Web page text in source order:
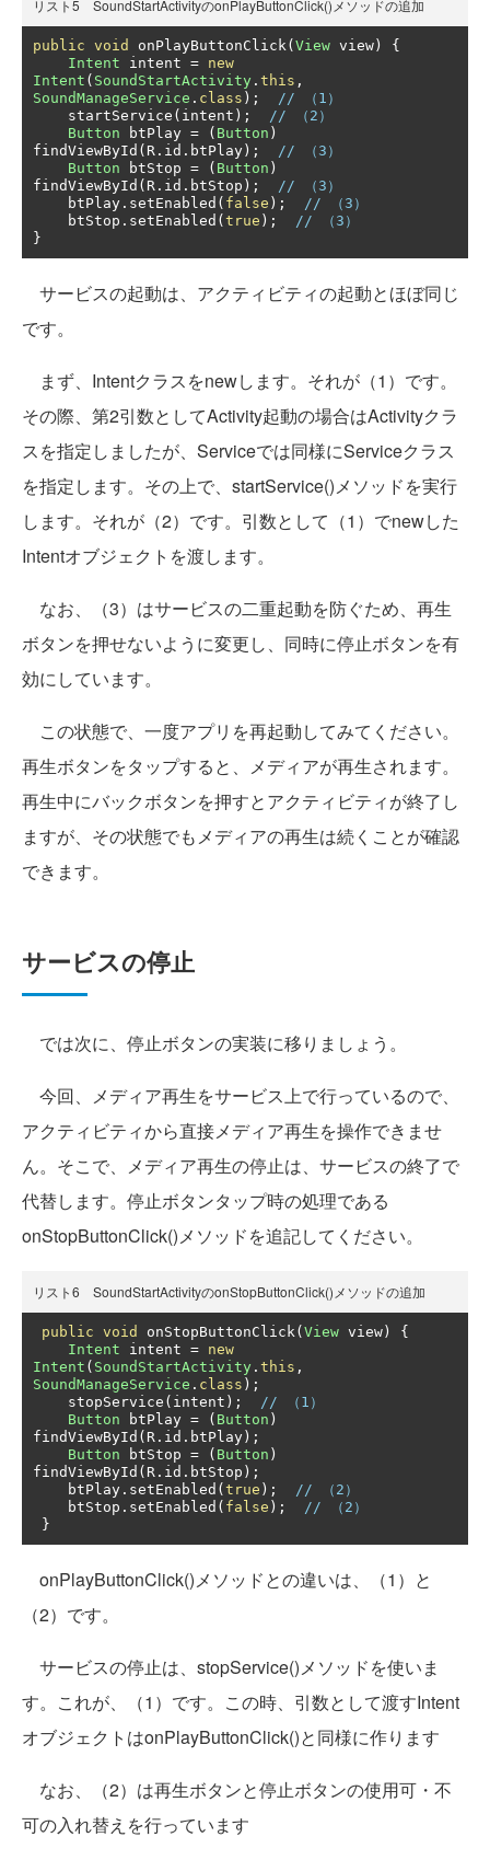
リスト5 SoundStartActivityのonPlayButtonClick()メソッドの追加
public void onPlayButtonClick( View view )
{
Intent intent = new
Intent ( SoundStartActivity . this ,
SoundManageService . class );
// （1）
    startService
( intent );
// （2）
Button btPlay = ( Button )
findViewById ( R . id . btPlay );
// （3）
Button btStop = ( Button )
findViewById ( R . id . btStop );
// （3）
    btPlay
. setEnabled ( false );
// （3）
    btStop
. setEnabled ( true );
// （3）
}
サービスの起動は、アクティビティの起動とほぼ同じ
です。
まず、Intentクラスをnewします。それが（1）です。
その際、第2引数としてActivity起動の場合はActivityクラ
スを指定しましたが、Serviceでは同様にServiceクラス
を指定します。その上で、startService()メソッドを実行
します。それが（2）です。引数として（1）でnewした
Intentオブジェクトを渡します。
なお、（3）はサービスの二重起動を防ぐため、再生
ボタンを押せないように変更し、同時に停止ボタンを有
効にしています。
この状態で、一度アプリを再起動してみてください。
再生ボタンをタップすると、メディアが再生されます。
再生中にバックボタンを押すとアクティビティが終了し
ますが、その状態でもメディアの再生は続くことが確認
できます。
サービスの停止
では次に、停止ボタンの実装に移りましょう。
今回、メディア再生をサービス上で行っているので、
アクティビティから直接メディア再生を操作できませ
ん。そこで、メディア再生の停止は、サービスの終了で
代替します。停止ボタンタップ時の処理である
onStopButtonClick()メソッドを追記してください。
リスト6 SoundStartActivityのonStopButtonClick()メソッドの追加
public void onStopButtonClick( View view )
{
Intent intent = new
Intent ( SoundStartActivity . this ,
SoundManageService . class );
    stopService
( intent );
// （1）
Button btPlay = ( Button )
findViewById ( R . id . btPlay );
Button btStop = ( Button )
findViewById ( R . id . btStop );
    btPlay
. setEnabled ( true );
// （2）
    btStop
. setEnabled ( false );
// （2）
}
onPlayButtonClick()メソッドとの違いは、（1）と
（2）です。
サービスの停止は、stopService()メソッドを使いま
す。これが、（1）です。この時、引数として渡すIntent
オブジェクトはonPlayButtonClick()と同様に作ります
なお、（2）は再生ボタンと停止ボタンの使用可・不
可の入れ替えを行っています